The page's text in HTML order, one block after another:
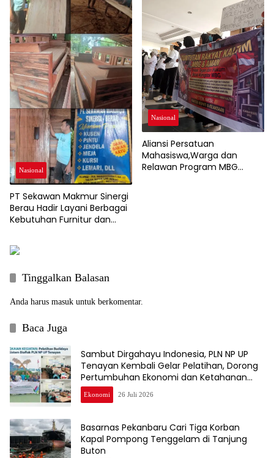
Nasional
PT Sekawan Makmur Sinergi
Berau Hadir Layani Berbagai
Kebutuhan Furnitur dan
Nasional
Aliansi Persatuan
Mahasiswa,Warga dan
Relawan Program MBG
Tinggalkan Balasan
Anda harus masuk untuk berkomentar.
Baca Juga
Sambut Dirgahayu Indonesia, PLN NP UP
Tenayan Kembali Gelar Pelatihan, Dorong
Pertumbuhan Ekonomi dan Ketahanan
Pangan Warga
Ekonomi 26 Juli 2026
Basarnas Pekanbaru Cari Tiga Korban
Kapal Pompong Tenggelam di Tanjung
Buton